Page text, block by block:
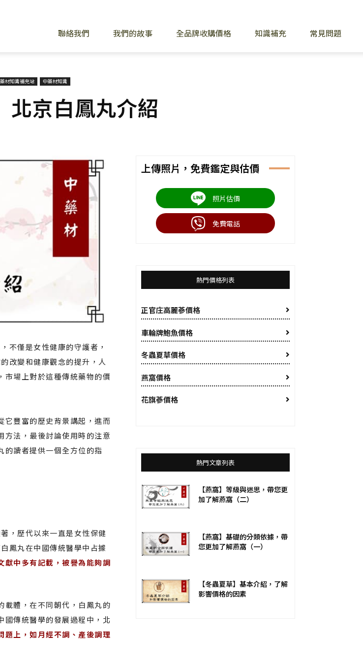
聯絡我們 我們的故事 全品牌收購價格 知識補充 常見問題
材知識補充站 中藥材知識
北京白鳳丸介紹
不僅是女性健康的守護者，
改變和健康觀念的提升，人
市場上對於這種傳統藥物的價
它豐富的歷史背景講起，進而
方法，最後討論使用時的注意
的讀者提供一個全方位的指
，歷代以來一直是女性保健
鳳丸在中國傳統醫學中占據
獻中多有記載，被譽為能夠調
載體，在不同朝代，白鳳丸的
國傳統醫學的發展過程中，北
題上，如月經不調、產後調理
上傳照片，免費鑑定與估價
照片估價
免費電話
熱門價格列表
正官庄高麗蔘價格
車輪牌鮑魚價格
冬蟲夏草價格
燕窩價格
花旗蔘價格
熱門文章列表
【燕窩】等級與迷思，帶您更
加了解燕窩（二）
【燕窩】基礎的分類依據，帶
您更加了解燕窩（一）
【冬蟲夏草】基本介紹，了解
影響價格的因素